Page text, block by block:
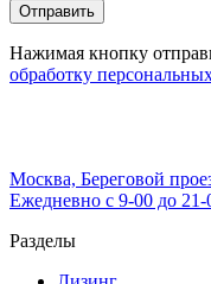
Отправить
Нажимая кнопку
обработку
Москва, Береговой
Ежедневно с 9-00 до 21-
Разделы